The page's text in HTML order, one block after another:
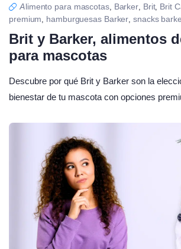
Alimento para mascotas, Barker, Brit, Brit
premium, hamburguesas Barker,snacks
Brit y Barker, alimentos
para mascotas
Descubre por qué Brit y Barker son la
bienestar de tu mascota con opciones